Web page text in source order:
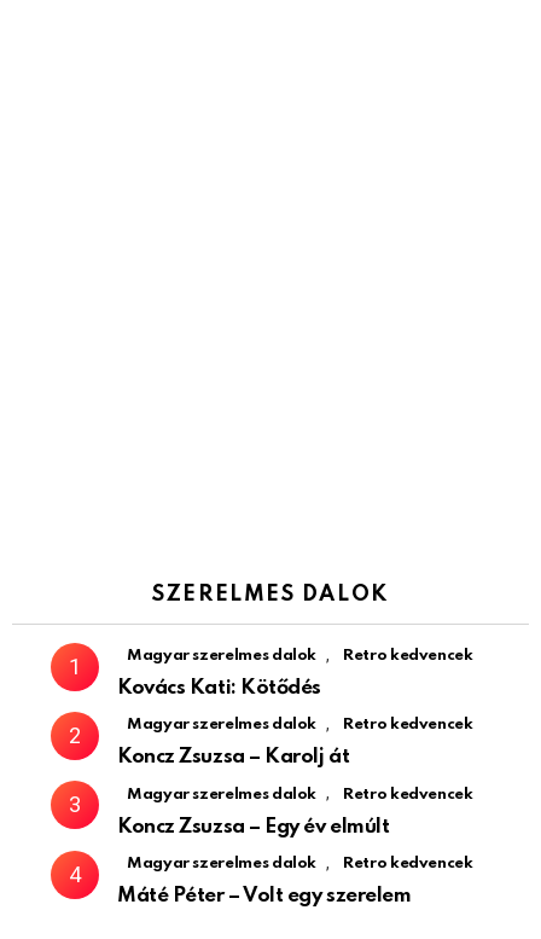
SZERELMES DALOK
Magyar szerelmes dalok , Retro kedvencek
Kovács Kati: Kötődés
Magyar szerelmes dalok , Retro kedvencek
Koncz Zsuzsa – Karolj át
Magyar szerelmes dalok , Retro kedvencek
Koncz Zsuzsa – Egy év elmúlt
Magyar szerelmes dalok , Retro kedvencek
Máté Péter – Volt egy szerelem